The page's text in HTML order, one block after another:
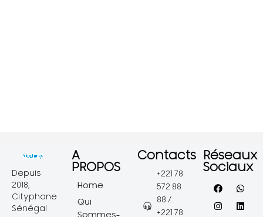
Depuis
2018,
Cityphone
Sénégal
A
PROPOS
Home
Qui
Contacts
+221 78
572 88
88 /
+221 78
Réseaux
Sociaux